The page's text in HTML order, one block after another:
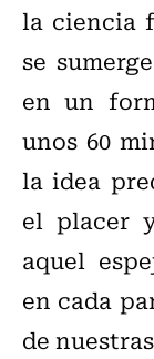
la ciencia
se
en un
unos 60
la idea
el placer
aquel
en cada
de